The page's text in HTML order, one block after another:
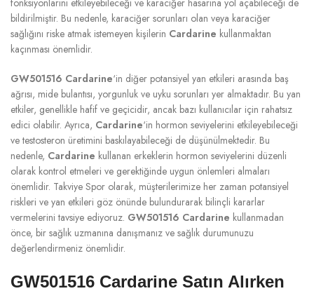
bildirilmiştir. Bu nedenle, karaciğer sorunları olan veya karaciğer
sağlığını riske atmak istemeyen kişilerin Cardarine kullanmaktan
kaçınması önemlidir.
GW501516 Cardarine‘in diğer potansiyel yan etkileri arasında baş
ağrısı, mide bulantısı, yorgunluk ve uyku sorunları yer almaktadır. Bu yan
etkiler, genellikle hafif ve geçicidir, ancak bazı kullanıcılar için rahatsız
edici olabilir. Ayrıca, Cardarine‘in hormon seviyelerini etkileyebileceği
ve testosteron üretimini baskılayabileceği de düşünülmektedir. Bu
nedenle, Cardarine kullanan erkeklerin hormon seviyelerini düzenli
olarak kontrol etmeleri ve gerektiğinde uygun önlemleri almaları
önemlidir. Takviye Spor olarak, müşterilerimize her zaman potansiyel
riskleri ve yan etkileri göz önünde bulundurarak bilinçli kararlar
vermelerini tavsiye ediyoruz. GW501516 Cardarine kullanmadan
önce, bir sağlık uzmanına danışmanız ve sağlık durumunuzu
değerlendirmeniz önemlidir.
GW501516 Cardarine Satın Alırken